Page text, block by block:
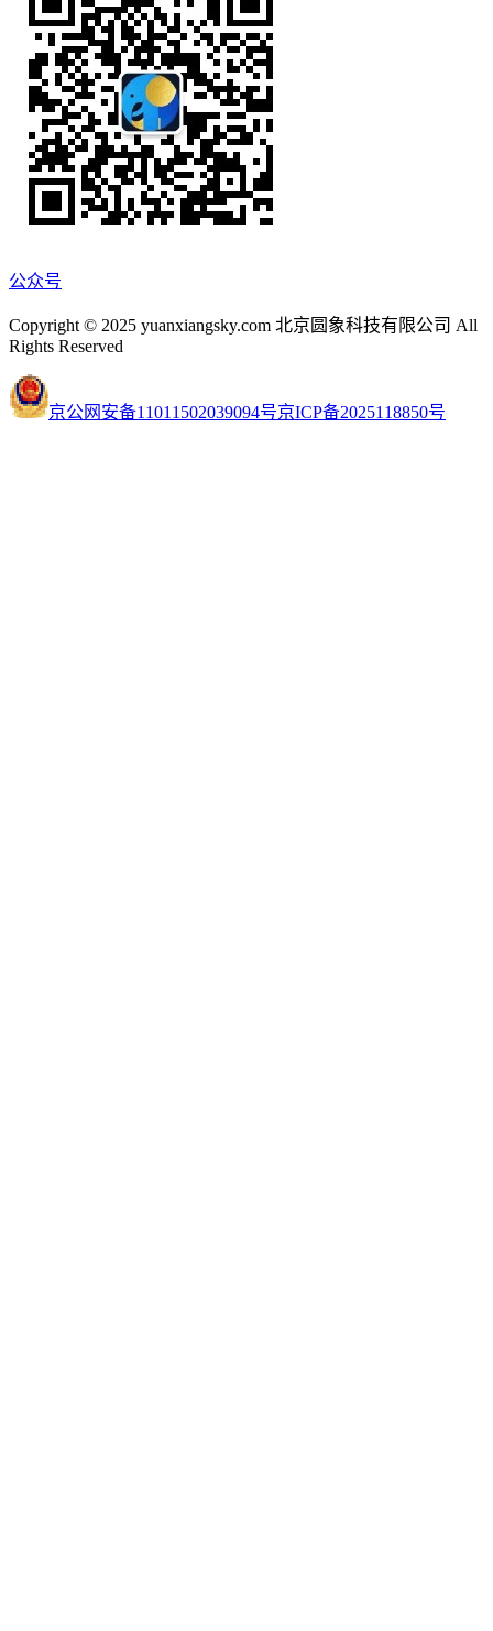
公众号
Copyright © 2025 yuanxiangsky.com 北京圆象科技有限公司 All
Rights Reserved
京公网安备11011502039094号京ICP备2025118850号